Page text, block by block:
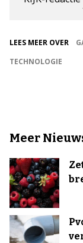
LEES MEER OVER
TECHNOLOGIE
Meer